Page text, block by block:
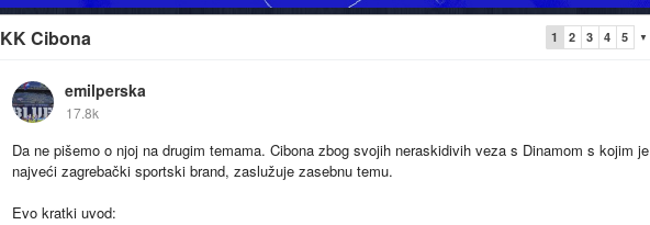
KK Cibona 1 2 3 4 5 ▼
emilperska
17.8k
Da ne pišemo o njoj na drugim temama. Cibona zbog svojih neraskidivih veza s Dinamom s kojim je
najveći zagrebački sportski brand, zaslužuje zasebnu temu.
Evo kratki uvod: